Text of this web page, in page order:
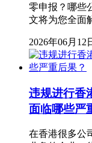
零申报？哪些
文将为您全面
2026年06月12
违规进行香
面临哪些严
在香港很多公